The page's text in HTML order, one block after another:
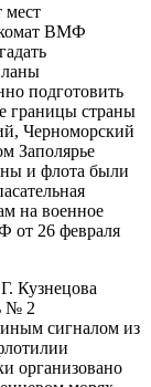
мест
ВМФ
подготовить
границы страны
Черноморский
Заполярье
и флота были
на военное
от 26 февраля
Кузнецова
№ 2
сигналом из
организовано